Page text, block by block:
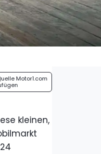
Motor1.com
kleinen,